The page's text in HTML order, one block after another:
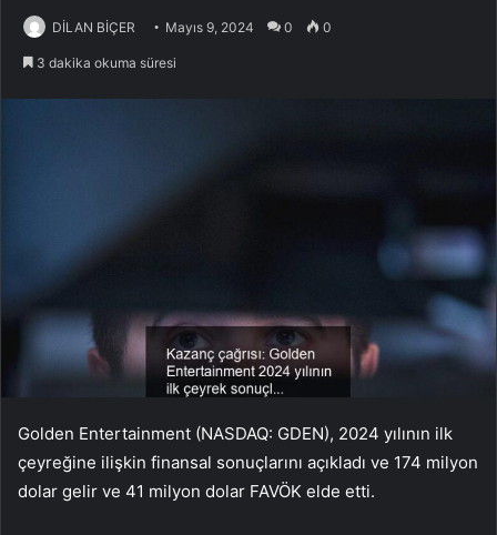
DİLAN BİÇER Mayıs 9, 2024 0 0
3 dakika okuma süresi
Golden Entertainment (NASDAQ: GDEN), 2024 yılının ilk
çeyreğine ilişkin finansal sonuçlarını açıkladı ve 174 milyon
dolar gelir ve 41 milyon dolar FAVÖK elde etti.